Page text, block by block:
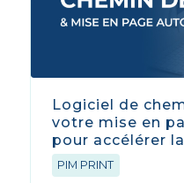
Logiciel de
votre mise en
pour accélérer
PIM PRINT